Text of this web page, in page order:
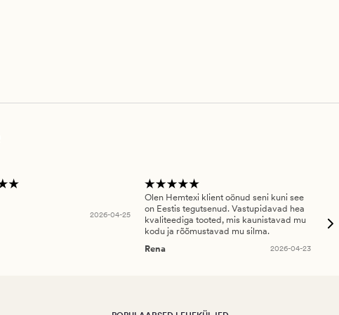
2026-04-25
Olen Hemtexi klient oönud seni kuni see
on Eestis tegutsenud. Vastupidavad hea
kvaliteediga tooted, mis kaunistavad mu
kodu ja rõõmustavad mu silma.
Rena
2026-04-23